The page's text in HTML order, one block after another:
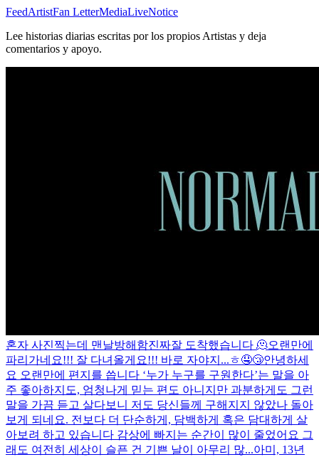
FeedArtistFan LetterMediaLiveNotice
Lee historias diarias escritas por los propios Artistas y deja
comentarios y apoyo.
혼자 사진찍는데 맨날방해함진짜잘 도착했습니다 🫠오랜만에
파리가네요!!! 잘 다녀올게요!!! 바로 자야지...ㅎ🤤😴안녕하세
요 오랜만에 편지를 씁니다 ‘누가 누구를 구원한다’는 말을 아
주 좋아하지도, 엄청나게 믿는 편도 아니지만 과분하게도 그런
말을 가끔 듣고 살다보니 저도 당신들께 구해지지 않았나 돌아
보게 되네요. 전보다 더 단순하게, 담백하게 혹은 담대하게 살
아보려 하고 있습니다 감상에 빠지는 순간이 많이 줄었어요 그
래도 여전히 세상이 슬픈 건 기쁜 날이 아무리 많...아미, 13년